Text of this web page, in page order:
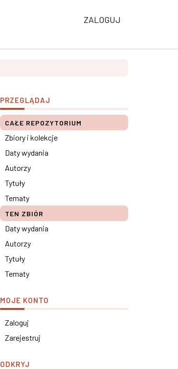
ZALOGUJ
PRZEGLĄDAJ
CAŁE REPOZYTORIUM
Zbiory i kolekcje
Daty wydania
Autorzy
Tytuły
Tematy
TEN ZBIÓR
Daty wydania
Autorzy
Tytuły
Tematy
MOJE KONTO
Zaloguj
Zarejestruj
ODKRYJ